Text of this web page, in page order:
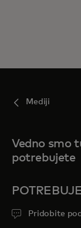
Mediji
Vedno smo
potrebujete
Pridobite